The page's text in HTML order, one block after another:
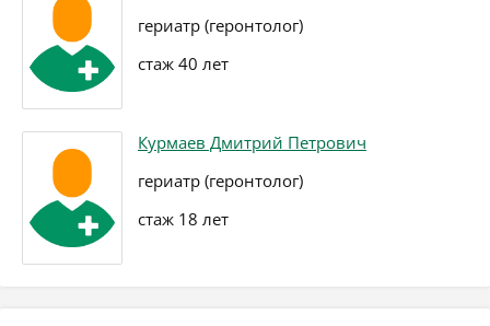
гериатр (геронтолог)
стаж 40 лет
Курмаев Дмитрий Петрович
гериатр (геронтолог)
стаж 18 лет